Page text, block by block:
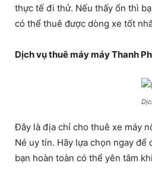
thực tế đi thử. Nếu thấy ổn thì
có thể thuê được dòng xe tốt
Dịch vụ thuê máy máy Thanh
Đây là địa chỉ cho thuê xe máy
Né uy tín. Hãy lựa chọn ngay
bạn hoàn toàn có thể yên tâm